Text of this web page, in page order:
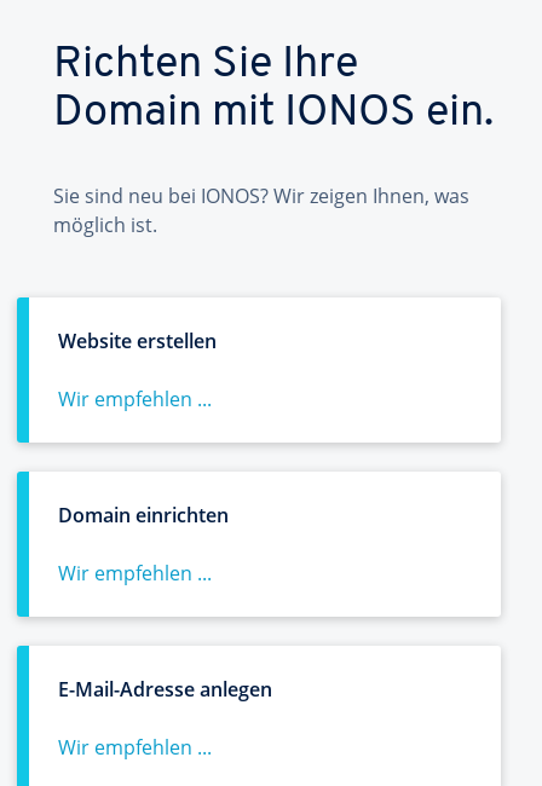
Richten Sie Ihre
Domain mit IONOS ein.
Sie sind neu bei IONOS? Wir zeigen Ihnen, was
möglich ist.
Website erstellen
Wir empfehlen ...
Domain einrichten
Wir empfehlen ...
E-Mail-Adresse anlegen
Wir empfehlen ...